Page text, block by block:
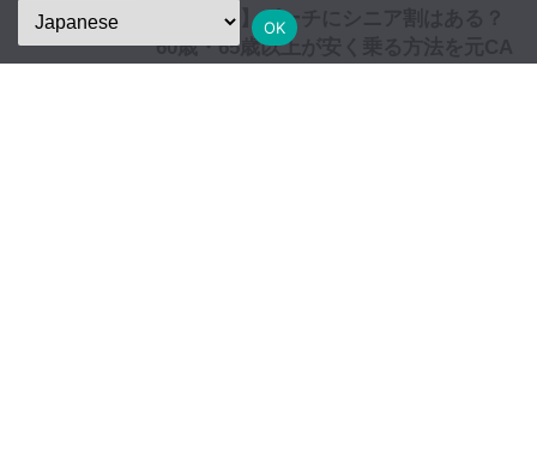
【2026年】ピーチにシニア割はある？
60歳・65歳以上が安く乗る方法を元CA
OK